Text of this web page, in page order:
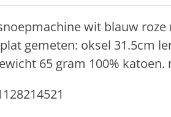
wit blauw
gemeten: oksel 31.5cm
65 gram 100%